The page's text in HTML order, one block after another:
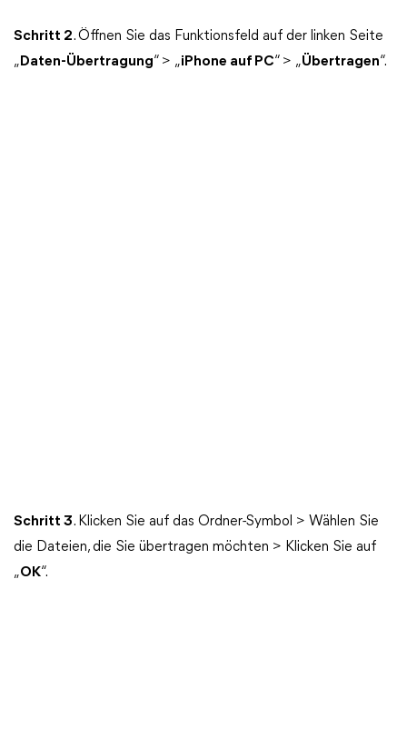
Schritt 2. Öffnen Sie das Funktionsfeld auf der linken Seite
„ Daten-Übertragung“ > „iPhone auf PC“ > „Übertragen“.
Schritt 3. Klicken Sie auf das Ordner-Symbol > Wählen Sie
die Dateien, die Sie übertragen möchten > Klicken Sie auf
„OK“.